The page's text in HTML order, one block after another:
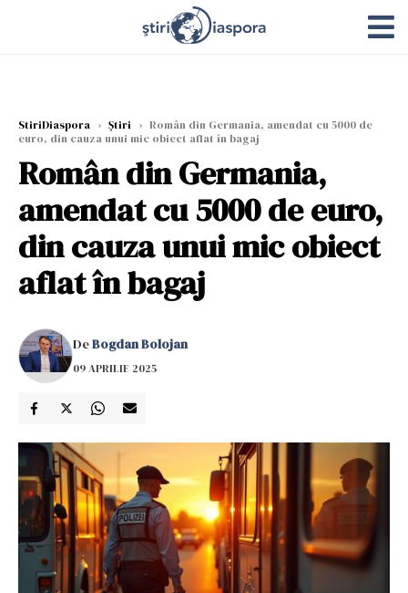
StiriDiaspora › Știri › Român din Germania, amendat cu 5000 de
euro, din cauza unui mic obiect aflat în bagaj
Român din Germania,
amendat cu 5000 de euro,
din cauza unui mic obiect
aflat în bagaj
DeBogdan Bolojan
09 APRILIE 2025